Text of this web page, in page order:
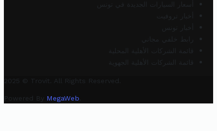
أسعار السيارات الجديدة في تونس
أخبار تروفيت
أخبار تونس
رابط خلفي مجاني
قائمة الشركات الأهلية المحلية
قائمة الشركات الأهلية الجهوية
2025 © Trovit. All Rights Reserved.
Powered By MegaWeb